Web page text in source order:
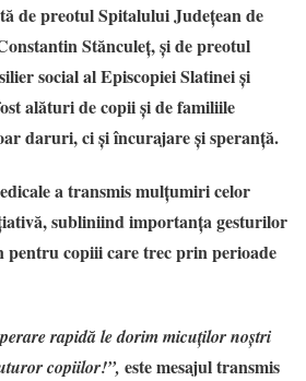
de preotul Spitalului Județean de
Stănculeț, și de preotul
social al Episcopiei Slatinei și
alături de copii și de familiile
daruri, ci și încurajare și speranță.
a transmis mulțumiri celor
subliniind importanța gesturilor
pentru copiii care trec prin perioade
rapidă le dorim micuților noștri
copiilor!”, este mesajul transmis